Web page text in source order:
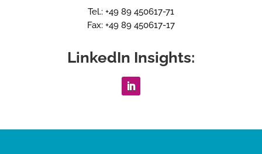
Tel.: +49 89 450617-71
Fax: +49 89 450617-17
LinkedIn Insights: